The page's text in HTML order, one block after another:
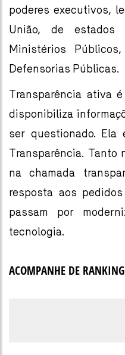
poderes executivos,
União, de
Ministérios
Defensorias Públicas.
Transparência ativa
disponibiliza
ser questionado. Ela
Transparência. Tanto
na chamada
resposta aos
passam por
tecnologia.
ACOMPANHE DE